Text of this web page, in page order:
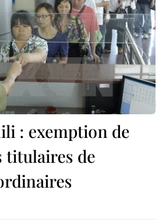
: exemption de
titulaires de